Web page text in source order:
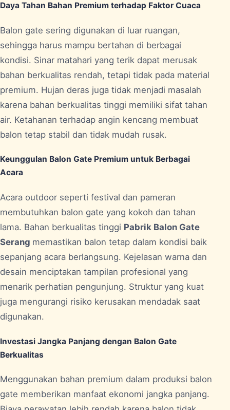
Daya Tahan Bahan Premium terhadap Faktor Cuaca
Balon gate sering digunakan di luar ruangan,
sehingga harus mampu bertahan di berbagai
kondisi. Sinar matahari yang terik dapat merusak
bahan berkualitas rendah, tetapi tidak pada material
premium. Hujan deras juga tidak menjadi masalah
karena bahan berkualitas tinggi memiliki sifat tahan
air. Ketahanan terhadap angin kencang membuat
balon tetap stabil dan tidak mudah rusak.
Keunggulan Balon Gate Premium untuk Berbagai
Acara
Acara outdoor seperti festival dan pameran
membutuhkan balon gate yang kokoh dan tahan
lama. Bahan berkualitas tinggi Pabrik Balon Gate
Serang memastikan balon tetap dalam kondisi baik
sepanjang acara berlangsung. Kejelasan warna dan
desain menciptakan tampilan profesional yang
menarik perhatian pengunjung. Struktur yang kuat
juga mengurangi risiko kerusakan mendadak saat
digunakan.
Investasi Jangka Panjang dengan Balon Gate
Berkualitas
Menggunakan bahan premium dalam produksi balon
gate memberikan manfaat ekonomi jangka panjang.